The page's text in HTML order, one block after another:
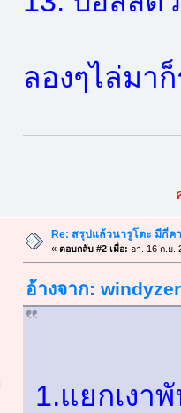
ลองๆไล่มา
Re: สรุปแล้วนารูโตะ มีกี่ค
« ตอบกลับ #2 เมื่อ: อา. 16 ก.ย.
อ้างจาก:
1.แยกเงา